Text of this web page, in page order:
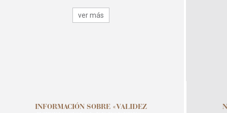
ver más
INFORMACIÓN SOBRE «VALIDEZ